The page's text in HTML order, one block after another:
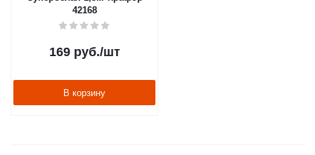
42168
169руб./шт
В корзину